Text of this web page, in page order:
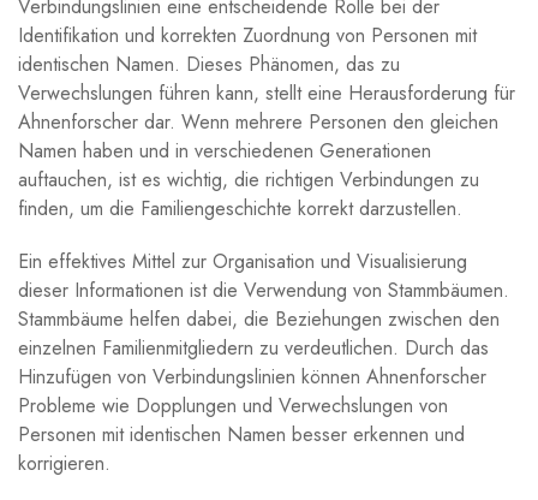
Verbindungslinien eine entscheidende Rolle bei der
Identifikation und korrekten Zuordnung von Personen mit
identischen Namen. Dieses Phänomen, das zu
Verwechslungen führen kann, stellt eine Herausforderung für
Ahnenforscher dar. Wenn mehrere Personen den gleichen
Namen haben und in verschiedenen Generationen
auftauchen, ist es wichtig, die richtigen Verbindungen zu
finden, um die Familiengeschichte korrekt darzustellen.
Ein effektives Mittel zur Organisation und Visualisierung
dieser Informationen ist die Verwendung von Stammbäumen.
Stammbäume helfen dabei, die Beziehungen zwischen den
einzelnen Familienmitgliedern zu verdeutlichen. Durch das
Hinzufügen von Verbindungslinien können Ahnenforscher
Probleme wie Dopplungen und Verwechslungen von
Personen mit identischen Namen besser erkennen und
korrigieren.